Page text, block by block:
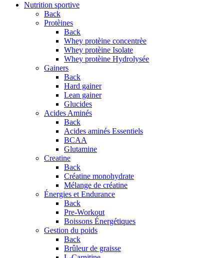
Nutrition sportive
Back
Protèines
Back
Whey protèine concentrèe
Whey protèine Isolate
Whey protèine Hydrolysée
Gainers
Back
Hard gainer
Lean gainer
Glucides
Acides Aminés
Back
Acides aminés Essentiels
BCAA
Glutamine
Creatine
Back
Créatine monohydrate
Mélange de créatine
Énergies et Endurance
Back
Pre-Workout
Boissons Énergétiques
Gestion du poids
Back
Brûleur de graisse